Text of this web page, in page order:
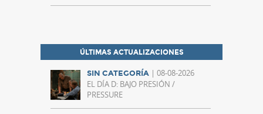
ÚLTIMAS ACTUALIZACIONES
SIN CATEGORÍA | 08-08-2026
EL DÍA D: BAJO PRESIÓN /
PRESSURE